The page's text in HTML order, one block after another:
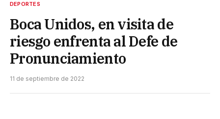
DEPORTES
Boca Unidos, en visita de
riesgo enfrenta al Defe de
Pronunciamiento
11 de septiembre de 2022